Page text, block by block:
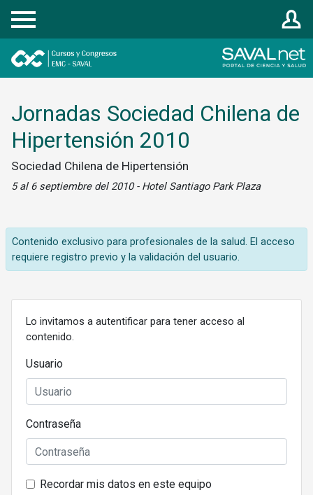
Registrarse
Jornadas Sociedad Chilena de
Hipertensión 2010
Sociedad Chilena de Hipertensión
5 al 6 septiembre del 2010 - Hotel Santiago Park Plaza
Contenido exclusivo para profesionales de la salud. El acceso
requiere registro previo y la validación del usuario.
Lo invitamos a autentificar para tener acceso al
contenido.
Usuario
Contraseña
Recordar mis datos en este equipo